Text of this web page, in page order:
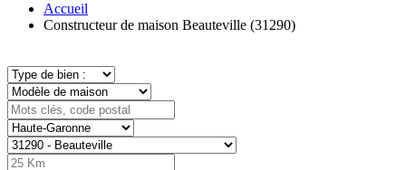
Accueil
Constructeur de maison Beauteville (31290)